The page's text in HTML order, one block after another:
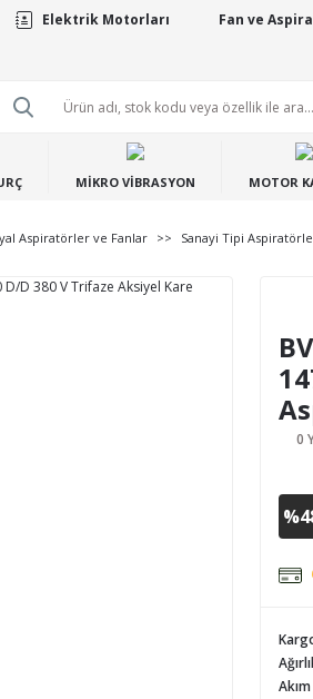
Elektrik Motorları Fan ve
MİKRO VİBRASYON MOTOR
Aspiratörler ve Fanlar Sanayi Tipi
0